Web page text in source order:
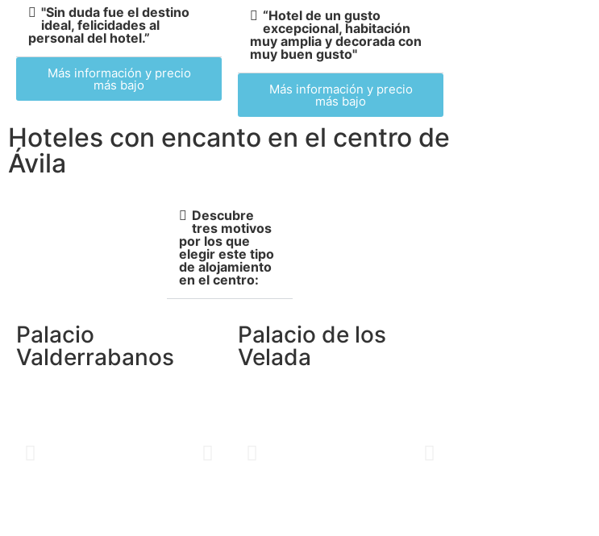
"Sin duda fue el destino
ideal, felicidades al
personal del hotel.”
Más información y precio
más bajo
“Hotel de un gusto
excepcional, habitación
muy amplia y decorada con
muy buen gusto"
Más información y precio
más bajo
Hoteles con encanto en el centro de
Ávila
Descubre
tres motivos
por los que
elegir este tipo
de alojamiento
en el centro:
Palacio
Valderrabanos
Palacio de los
Velada